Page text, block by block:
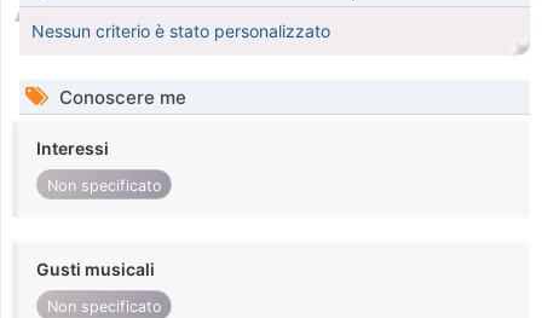
Nessun criterio è stato personalizzato
Conoscere me
Interessi
Non specificato
Gusti musicali
Non specificato